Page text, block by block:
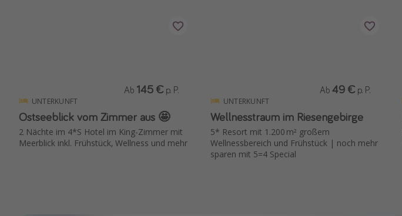
UNTERKUNFT
Ostseeblick vom Zimmer aus 🤩
2 Nächte im 4*S Hotel im King-Zimmer mit
Meerblick inkl. Frühstück, Wellness und mehr
Ab 145 € p. P.
UNTERKUNFT
Wellnesstraum im Riesengebirge
5* Resort mit 1.200 m² großem
Wellnessbereich und Frühstück | noch mehr
sparen mit 5=4 Special
Ab 49 € p. P.